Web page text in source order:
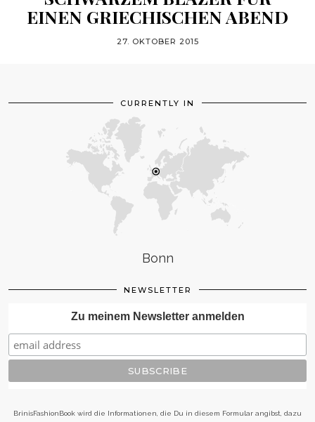
EINEN GRIECHISCHEN ABEND
27. OKTOBER 2015
CURRENTLY IN
Bonn
NEWSLETTER
Zu meinem Newsletter anmelden
BrinisFashionBook wird die Informationen, die Du in diesem Formular angibst, dazu